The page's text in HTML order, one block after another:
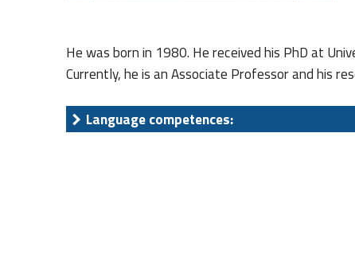
He was born in 1980. He received his PhD at
Currently, he is an Associate Professor and his
Language competences: